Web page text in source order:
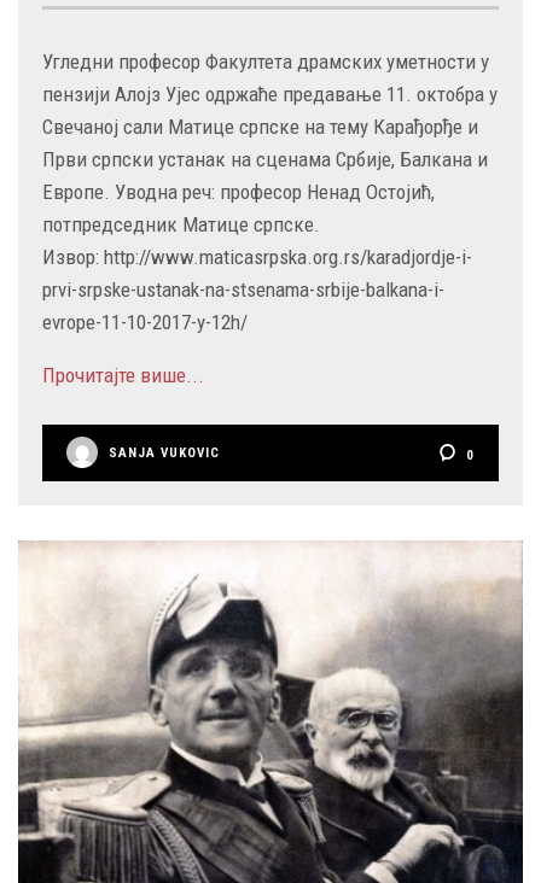
Угледни професор Факултета драмских уметности у
пензији Алојз Ујес одржаће предавање 11. октобра у
Свечаној сали Матице српске на тему Карађорђе и
Први српски устанак на сценама Србије, Балкана и
Европе. Уводна реч: професор Ненад Остојић,
потпредседник Матице српске.
Извор: http://www.maticasrpska.org.rs/karadjordje-i-
prvi-srpske-ustanak-na-stsenama-srbije-balkana-i-
evrope-11-10-2017-y-12h/
Прочитајте више...
SANJA VUKOVIC 0